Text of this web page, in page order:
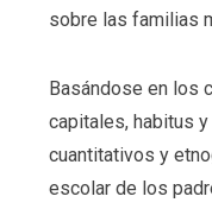
sobre las familias
Basándose en los
capitales, habitus
cuantitativos y
escolar de los